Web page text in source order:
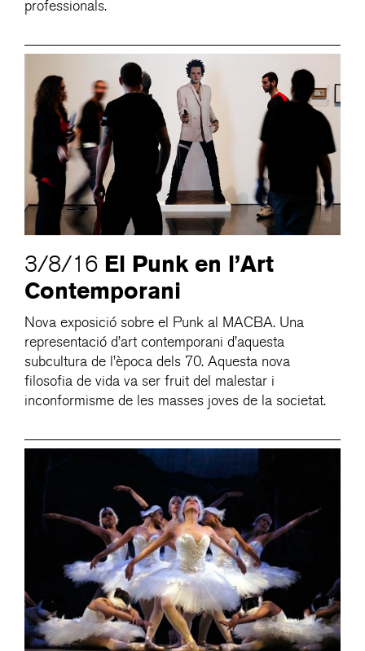
professionals.
3/8/16 El Punk en l’Art
Contemporani
Nova exposició sobre el Punk al MACBA. Una
representació d’art contemporani d’aquesta
subcultura de l’època dels 70. Aquesta nova
filosofia de vida va ser fruit del malestar i
inconformisme de les masses joves de la societat.